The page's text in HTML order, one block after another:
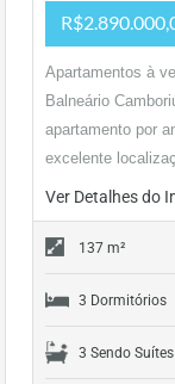
Apartamentos à
Balneário
apartamento por
excelente
Ver Detalhes do
137 m²
3 Dormitórios
3 Sendo Suítes